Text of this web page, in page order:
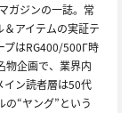
ガジンの一誌。常
アイテムの実証テ
プはRG400/500Γ時
物企画で、業界内
イン読者層は50代
の“ヤング”という